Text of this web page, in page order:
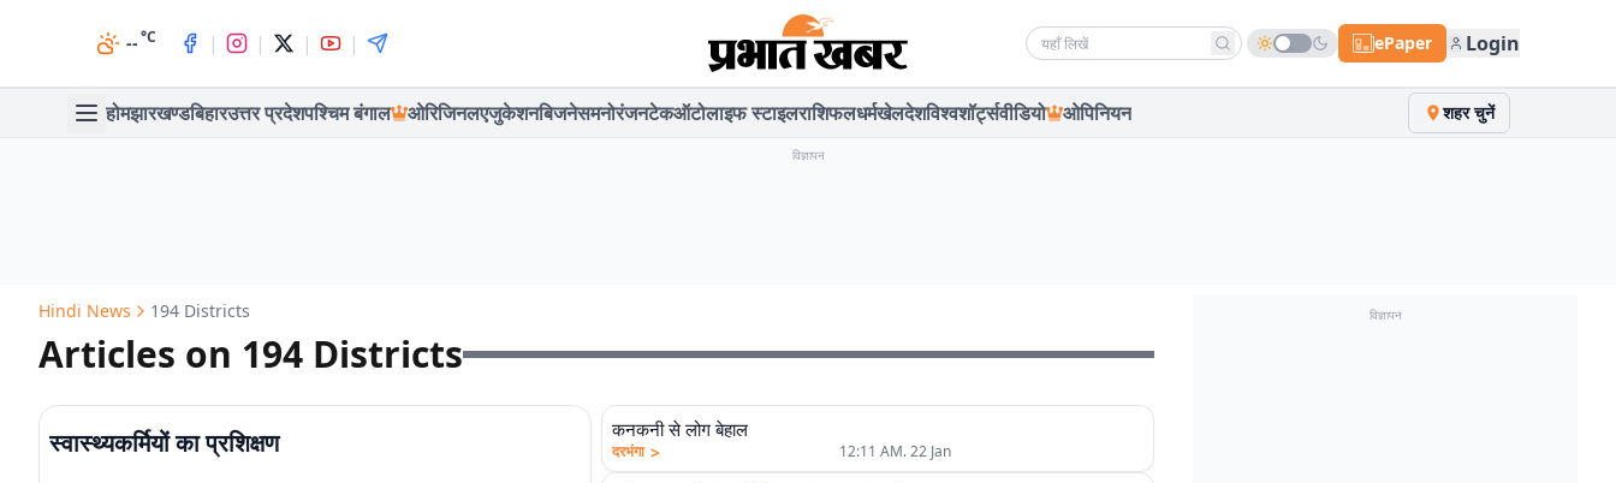
--°C | | | | Search news ePaper Login
होमझारखण्डबिहारउत्तर प्रदेशपश्चिम बंगाल ओरिजिनलएजुकेशनबिजनेसमनोरंजनटेकऑटोलाइफ स्टाइलराशिफलधर्मखेलदेशविश्वशॉर्ट्सवीडियो ओपिनियन शहर चुनें
विज्ञापन
Hindi News 194 Districts
Articles on 194 Districts
स्वास्थ्यकर्मियों का प्रशिक्षण कनकनी से लोग बेहाल
दरभंगा > 12:11 AM. 22 Jan
विज्ञापन